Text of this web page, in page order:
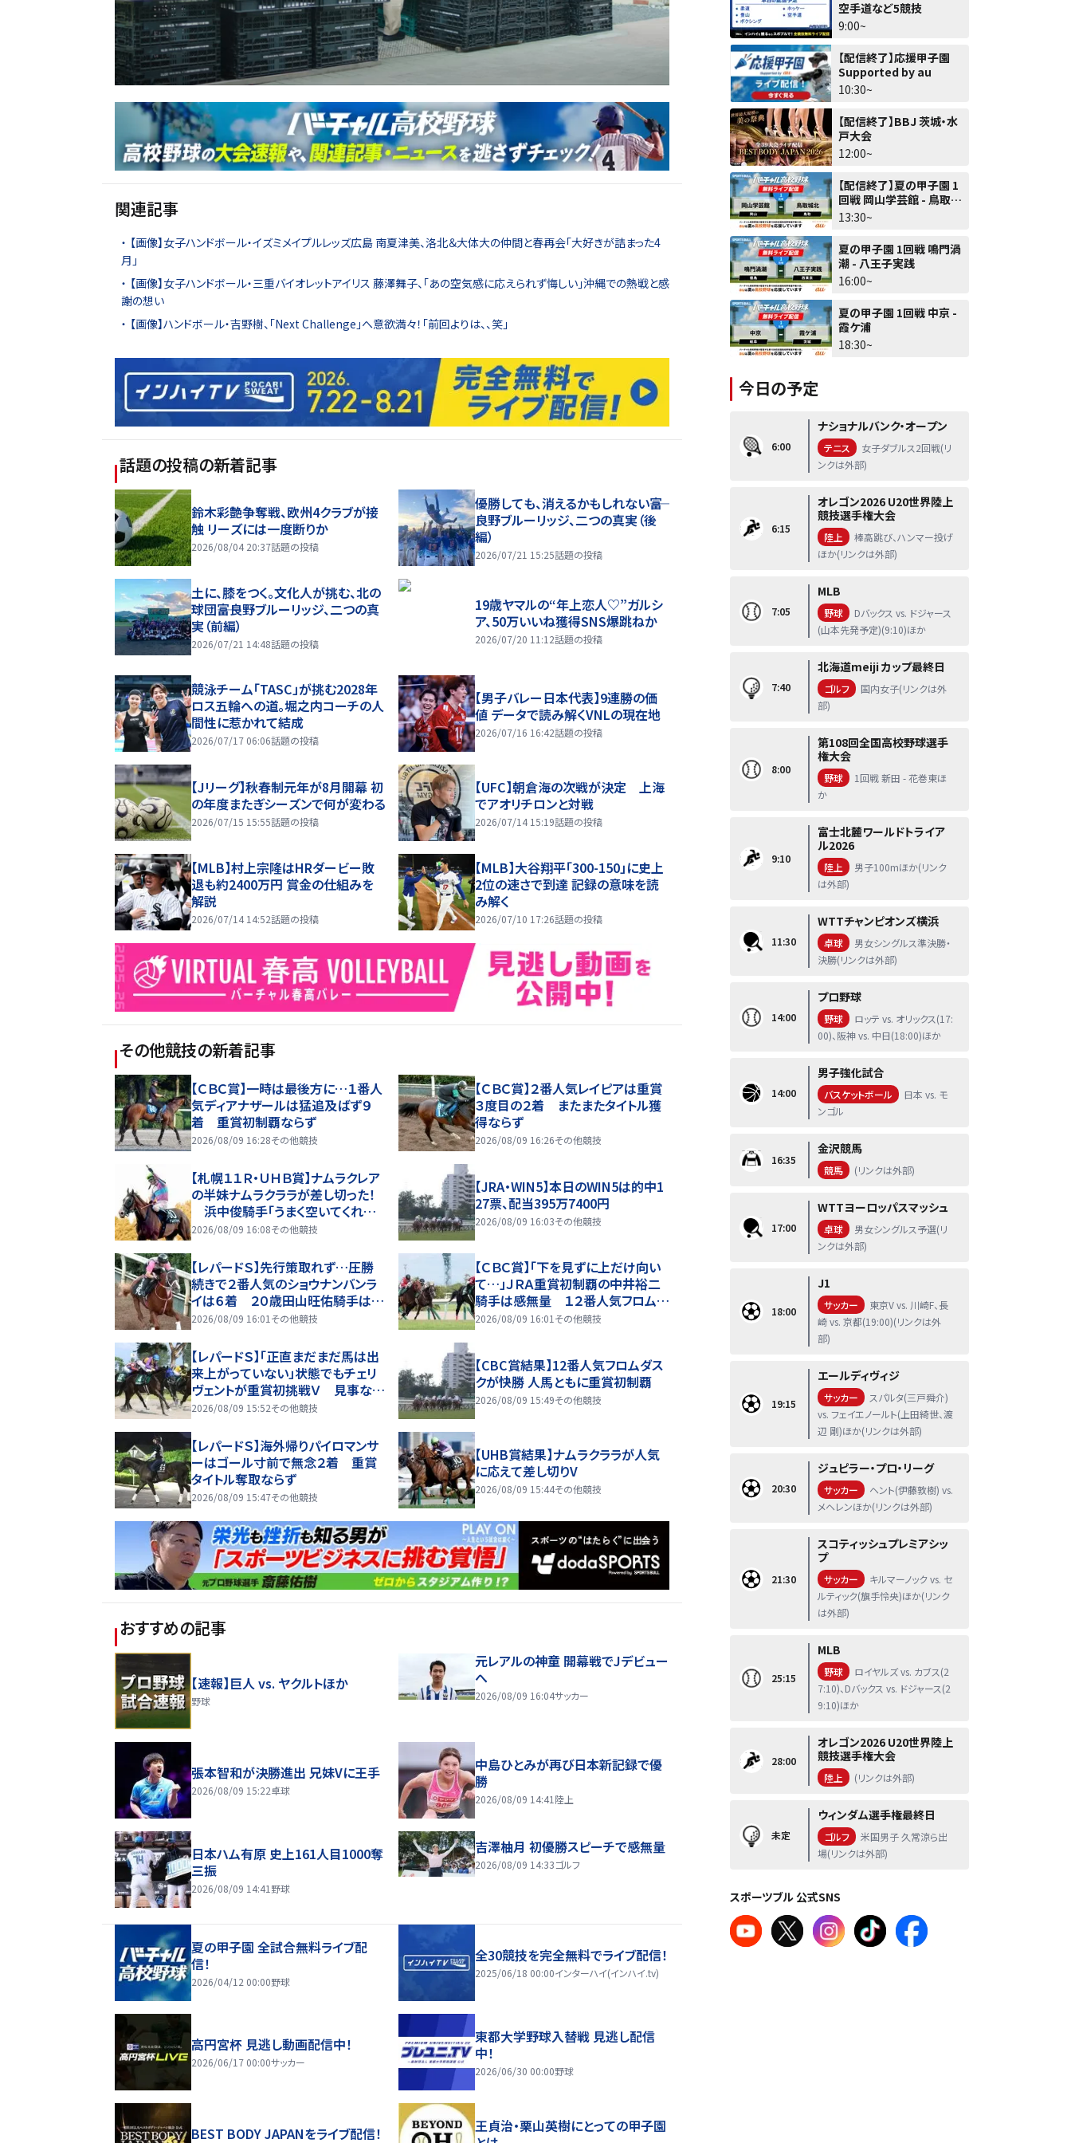
関連記事
【画像】女子ハンドボール・イズミメイプルレッズ広島 南夏津美、洛北＆大体大の仲間と春再会「大好きが詰まった4
月」
【画像】女子ハンドボール・三重バイオレットアイリス 藤澤舞子、「あの空気感に応えられず悔しい」沖縄での熱戦と感
謝の想い
【画像】ハンドボール・吉野樹、「Next Challenge」へ意欲満々！「前回よりは、、笑」
話題の投稿の新着記事
鈴木彩艶争奪戦、欧州4クラブが接
触 リーズには一度断りか
2026/08/04 20:37話題の投稿
優勝しても、消えるかもしれない――富
良野ブルーリッジ、二つの真実（後
編）
2026/07/21 15:25話題の投稿
土に、膝をつく。文化人が挑む、北の
球団――富良野ブルーリッジ、二つの真
実（前編）
2026/07/21 14:48話題の投稿
19歳ヤマルの“年上恋人♡”ガルシ
ア、50万いいね獲得SNS爆跳ねか
2026/07/20 11:12話題の投稿
競泳チーム「TASC」が挑む2028年
ロス五輪への道。堀之内コーチの人
間性に惹かれて結成
2026/07/17 06:06話題の投稿
【男子バレー日本代表】9連勝の価
値 データで読み解くVNLの現在地
2026/07/16 16:42話題の投稿
【Jリーグ】秋春制元年が8月開幕 初
の年度またぎシーズンで何が変わる
2026/07/15 15:55話題の投稿
【UFC】朝倉海の次戦が決定 上海
でアオリチロンと対戦
2026/07/14 15:19話題の投稿
【MLB】村上宗隆はHRダービー敗
退も約2400万円 賞金の仕組みを
解説
2026/07/14 14:52話題の投稿
【MLB】大谷翔平「300-150」に史上
2位の速さで到達 記録の意味を読
み解く
2026/07/10 17:26話題の投稿
その他競技の新着記事
【ＣＢＣ賞】一時は最後方に…１番人
気ディアナザールは猛追及ばず９
着 重賞初制覇ならず
2026/08/09 16:28その他競技
【ＣＢＣ賞】２番人気レイピアは重賞
３度目の２着 またまたタイトル獲
得ならず
2026/08/09 16:26その他競技
【札幌１１Ｒ・ＵＨＢ賞】ナムラクレア
の半妹ナムラクララが差し切った！
浜中俊騎手「うまく空いてくれた」
姉が制したキーンランドＣへ
2026/08/09 16:08その他競技
【JRA・WIN5】本日のWIN5は的中1
27票、配当395万7400円
2026/08/09 16:03その他競技
【レパードＳ】先行策取れず…圧勝
続きで２番人気のショウナンバンラ
イは６着 ２０歳田山旺佑騎手は初
タイトルならず
2026/08/09 16:01 その他競技
【ＣＢＣ賞】「下を見ずに上だけ向い
て…」ＪＲＡ重賞初制覇の中井裕二
騎手は感無量 １２番人気フロムダ
スク重賞初Ｖ
2026/08/09 16:01 その他競技
【レパードＳ】「正直まだまだ馬は出
来上がっていない」状態でもチェリ
ヴェントが重賞初挑戦Ｖ 見事な差
し切り！
2026/08/09 15:52その他競技
【CBC賞結果】12番人気フロムダス
クが快勝 人馬ともに重賞初制覇
2026/08/09 15:49その他競技
【レパードＳ】海外帰りパイロマンサ
ーはゴール寸前で無念２着 重賞
タイトル奪取ならず
2026/08/09 15:47その他競技
【UHB賞結果】ナムラクララが人気
に応えて差し切りV
2026/08/09 15:44その他競技
おすすめの記事
【速報】巨人 vs. ヤクルトほか
野球
元レアルの神童 開幕戦でJデビュー
へ
2026/08/09 16:04サッカー
張本智和が決勝進出 兄妹Vに王手
2026/08/09 15:22卓球
中島ひとみが再び日本新記録で優
勝
2026/08/09 14:41 陸上
日本ハム有原 史上161人目1000奪
三振
2026/08/09 14:41 野球
吉澤柚月 初優勝スピーチで感無量
2026/08/09 14:33ゴルフ
夏の甲子園 全試合無料ライブ配
信！
2026/04/12 00:00野球
全30競技を完全無料でライブ配信！
2025/06/18 00:00インターハイ(インハイ.tv)
高円宮杯 見逃し動画配信中！
2026/06/17 00:00サッカー
東都大学野球入替戦 見逃し配信
中！
2026/06/30 00:00野球
BEST BODY JAPANをライブ配信！
王貞治・栗山英樹にとっての甲子園
空手道など5競技
9:00~
【配信終了】応援甲子園
Supported by au
10:30~
【配信終了】BBJ 茨城・水
戸大会
12:00~
【配信終了】夏の甲子園 1
回戦 岡山学芸館 - 鳥取城
北
13:30~
夏の甲子園 1回戦 鳴門渦
潮 - 八王子実践
16:00~
夏の甲子園 1回戦 中京 -
霞ケ浦
18:30~
今日の予定
6:00
ナショナルバンク・オープン
テニス
女子ダブルス2回戦(リ
ンクは外部)
6:15
オレゴン2026 U20世界陸上
競技選手権大会
陸上
棒高跳び、ハンマー投げ
ほか(リンクは外部)
7:05
MLB
野球
Dバックス vs. ドジャース
(山本先発予定)(9:10)ほか
7:40
北海道meiji カップ最終日
ゴルフ
国内女子(リンクは外
部)
8:00
第108回全国高校野球選手
権大会
野球
1回戦 新田 - 花巻東ほ
か
9:10
富士北麓ワールドトライア
ル2026
陸上
男子100mほか(リンク
は外部)
11:30
WTTチャンピオンズ横浜
卓球
男女シングルス準決勝・
決勝(リンクは外部)
14:00
プロ野球
野球
ロッテ vs. オリックス(17:
00)、阪神 vs. 中日(18:00)ほか
14:00
男子強化試合
バスケットボール
日本 vs. モ
ンゴル
16:35
金沢競馬
競馬 (リンクは外部)
17:00
WTTヨーロッパスマッシュ
卓球
男女シングルス予選(リ
ンクは外部)
18:00
J1
サッカー
東京V vs. 川崎F、長
崎 vs. 京都(19:00)(リンクは外
部)
19:15
エールディヴィジ
サッカー
スパルタ(三戸舜介)
vs. フェイエノールト(上田綺世、渡
辺 剛)ほか(リンクは外部)
20:30
ジュピラー・プロ・リーグ
サッカー
ヘント(伊藤敦樹) vs.
メヘレンほか(リンクは外部)
21:30
スコティッシュプレミアシッ
プ
サッカー
キルマーノック vs. セ
ルティック(旗手怜央)ほか(リンク
は外部)
25:15
MLB
野球
ロイヤルズ vs. カブス(2
7:10)、Dバックス vs. ドジャース(2
9:10)ほか
28:00
オレゴン2026 U20世界陸上
競技選手権大会
陸上 (リンクは外部)
未定
ウィンダム選手権最終日
ゴルフ
米国男子 久常涼ら出
場(リンクは外部)
スポーツブル 公式SNS